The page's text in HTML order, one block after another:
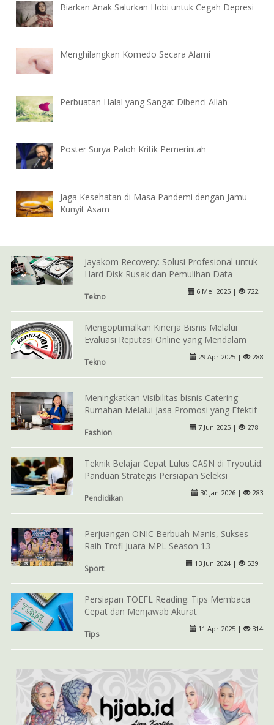
Biarkan Anak Salurkan Hobi untuk Cegah Depresi
Menghilangkan Komedo Secara Alami
Perbuatan Halal yang Sangat Dibenci Allah
Poster Surya Paloh Kritik Pemerintah
Jaga Kesehatan di Masa Pandemi dengan Jamu
Kunyit Asam
Jayakom Recovery: Solusi Profesional untuk
Hard Disk Rusak dan Pemulihan Data
Tekno
6 Mei 2025 | 722
Mengoptimalkan Kinerja Bisnis Melalui
Evaluasi Reputasi Online yang Mendalam
Tekno
29 Apr 2025 | 288
Meningkatkan Visibilitas bisnis Catering
Rumahan Melalui Jasa Promosi yang Efektif
Fashion
7 Jun 2025 | 278
Teknik Belajar Cepat Lulus CASN di Tryout.id:
Panduan Strategis Persiapan Seleksi
Pendidikan
30 Jan 2026 | 283
Perjuangan ONIC Berbuah Manis, Sukses
Raih Trofi Juara MPL Season 13
Sport
13 Jun 2024 | 539
Persiapan TOEFL Reading: Tips Membaca
Cepat dan Menjawab Akurat
Tips
11 Apr 2025 | 314